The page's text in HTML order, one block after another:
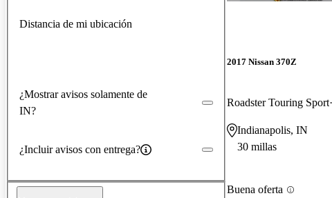
Distancia de mi ubicación
¿Mostrar avisos solamente de
IN?
¿Incluir avisos con entrega?
2017 Nissan 370Z
Roadster Touring Sport
Indianapolis, IN
30 millas
Buena oferta